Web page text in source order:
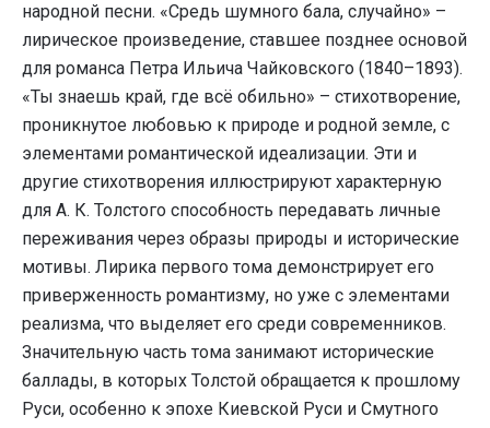
народной песни. «Средь шумного бала, случайно» –
лирическое произведение, ставшее позднее основой
для романса Петра Ильича Чайковского (1840–1893).
«Ты знаешь край, где всё обильно» – стихотворение,
проникнутое любовью к природе и родной земле, с
элементами романтической идеализации. Эти и
другие стихотворения иллюстрируют характерную
для А. К. Толстого способность передавать личные
переживания через образы природы и исторические
мотивы. Лирика первого тома демонстрирует его
приверженность романтизму, но уже с элементами
реализма, что выделяет его среди современников.
Значительную часть тома занимают исторические
баллады, в которых Толстой обращается к прошлому
Руси, особенно к эпохе Киевской Руси и Смутного